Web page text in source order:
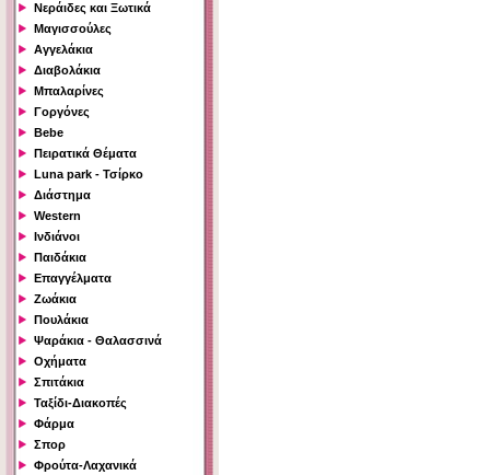
Νεράιδες και Ξωτικά
Μαγισσούλες
Αγγελάκια
Διαβολάκια
Μπαλαρίνες
Γοργόνες
Bebe
Πειρατικά Θέματα
Luna park - Τσίρκο
Διάστημα
Western
Ινδιάνοι
Παιδάκια
Επαγγέλματα
Ζωάκια
Πουλάκια
Ψαράκια - Θαλασσινά
Οχήματα
Σπιτάκια
Ταξίδι-Διακοπές
Φάρμα
Σπορ
Φρούτα-Λαχανικά